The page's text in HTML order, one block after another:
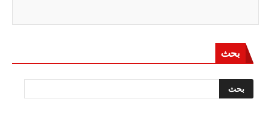
بحث